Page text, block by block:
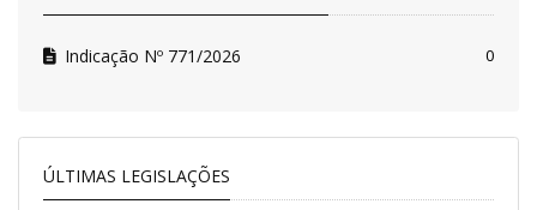
Indicação Nº 771/2026 0
ÚLTIMAS LEGISLAÇÕES